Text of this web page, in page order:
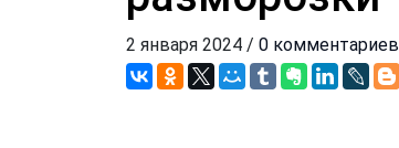
2 января 2024 / 0 комментариев